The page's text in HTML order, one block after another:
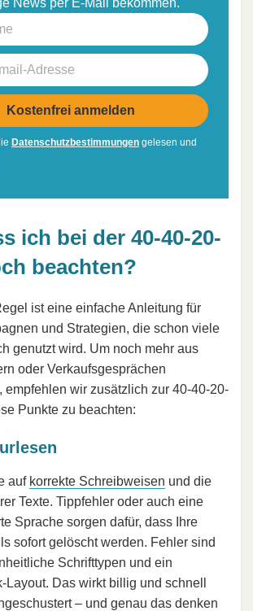
News per E-Mail bekommen.
Datenschutzbestimmungen gelesen und
ich bei der 40-40-20-
beachten?
ist eine einfache Anleitung für
und Strategien, die schon viele
genutzt wird. Um noch mehr aus
oder Verkaufsgesprächen
empfehlen wir zusätzlich zur 40-40-20-
Punkte zu beachten:
auf korrekte Schreibweisen und die
Texte. Tippfehler oder auch eine
Sprache sorgen dafür, dass Ihre
sofort gelöscht werden. Fehler sind
Schrifttypen und ein
Layout. Das wirkt billig und schnell
– und genau das denken